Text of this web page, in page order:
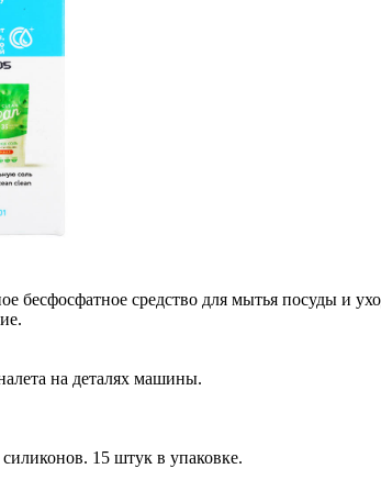
бесфосфатное средство для мытья посуды и
на деталях машины.
15 штук в упаковке.